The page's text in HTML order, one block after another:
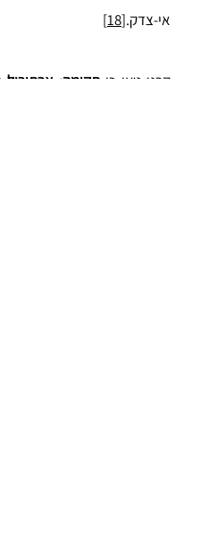
אי-צדק.[18]
קרני טען כי תקומה: ארתורול